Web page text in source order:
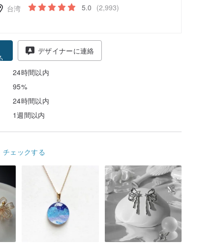
台湾 5.0 (2,993)
デザイナーに連絡
24時間以内
95%
24時間以内
1週間以内
チェックする